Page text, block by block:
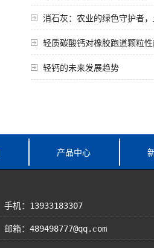
消石灰：农业的绿色守护者
轻质碳酸钙对橡胶跑道颗粒
轻钙的未来发展趋势
产品中心
手机：13933183307
邮箱：489498777@qq.com